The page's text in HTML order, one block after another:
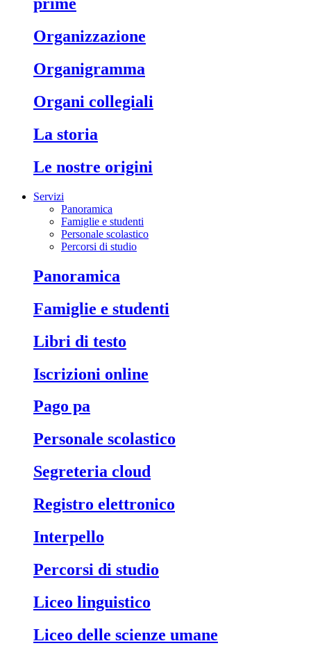
prime
organizzazione
organigramma
organi collegiali
la storia
le nostre origini
Servizi
Panoramica
Famiglie e studenti
Personale scolastico
Percorsi di studio
panoramica
famiglie e studenti
libri di testo
iscrizioni online
pago pa
personale scolastico
segreteria cloud
registro elettronico
interpello
percorsi di studio
liceo linguistico
liceo delle scienze umane